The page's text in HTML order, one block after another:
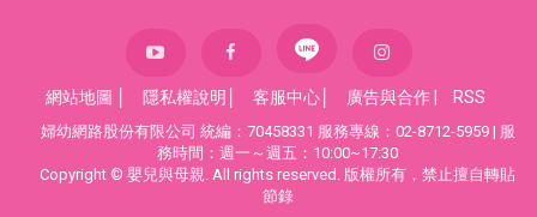
網站地圖 隱私權說明 客服中心 廣告與合作 RSS
婦幼網路股份有限公司 統編：70458331 服務專線：02-8712-5959 | 服
務時間：週一～週五：10:00~17:30
Copyright © 嬰兒與母親. All rights reserved. 版權所有，禁止擅自轉貼
節錄